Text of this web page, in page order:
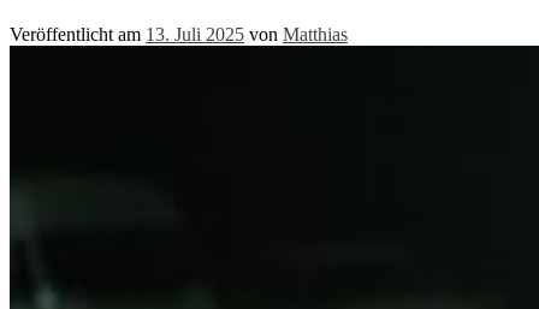
Veröffentlicht am 13. Juli 2025 von Matthias